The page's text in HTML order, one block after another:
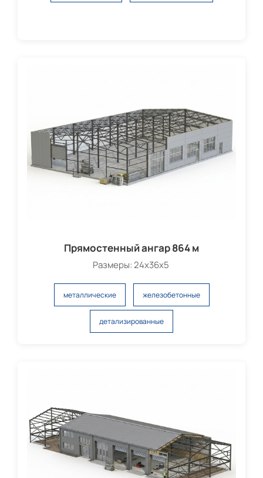
Прямостенный ангар 864 м
Размеры: 24х36х5
металлические железобетонные
детализированные